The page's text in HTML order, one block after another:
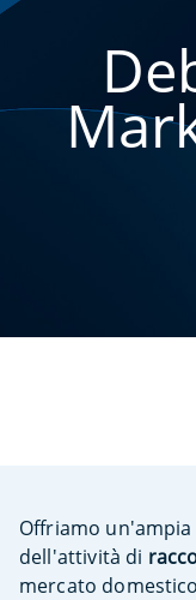
Offriamo un'ampia
dell'attività di
mercato